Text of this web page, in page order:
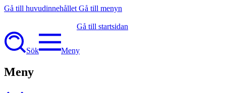
Gå till huvudinnehållet Gå till menyn
Gå till startsidan
Sök Meny
Meny